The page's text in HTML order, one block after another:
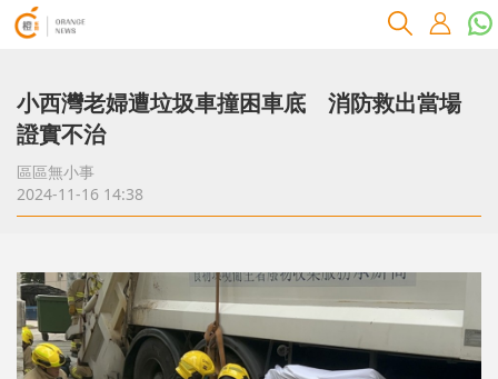
小西灣老婦遭垃圾車撞困車底 消防救出當場
證實不治
區區無小事
2024-11-16 14:38